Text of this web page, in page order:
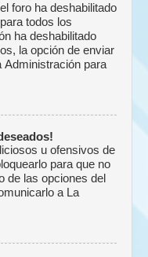
foro ha deshabilitado
todos los
ha deshabilitado
la opción de enviar
Administración para
u ofensivos de
para que no
de las opciones del
a La